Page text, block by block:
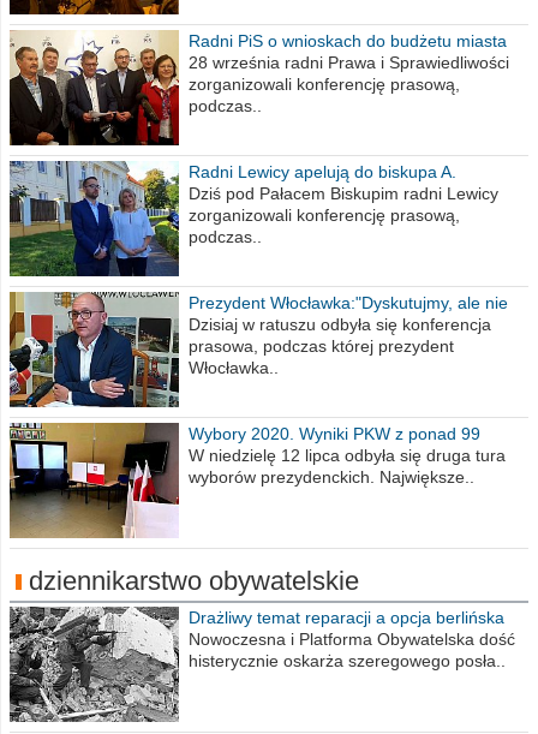
Radni PiS o wnioskach do budżetu miasta
na 2021 rok
28 września radni Prawa i Sprawiedliwości
zorganizowali konferencję prasową,
podczas..
Radni Lewicy apelują do biskupa A.
Wiesława Meringa
Dziś pod Pałacem Biskupim radni Lewicy
zorganizowali konferencję prasową,
podczas..
Prezydent Włocławka:"Dyskutujmy, ale nie
obrażajmy się”
Dzisiaj w ratuszu odbyła się konferencja
prasowa, podczas której prezydent
Włocławka..
Wybory 2020. Wyniki PKW z ponad 99
procent obwodów
W niedzielę 12 lipca odbyła się druga tura
wyborów prezydenckich. Największe..
dziennikarstwo obywatelskie
Drażliwy temat reparacji a opcja berlińska
Nowoczesna i Platforma Obywatelska dość
histerycznie oskarża szeregowego posła..